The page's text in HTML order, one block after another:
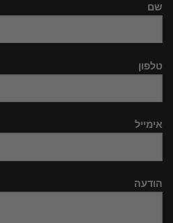
שם
טלפון
אימייל
הודעה